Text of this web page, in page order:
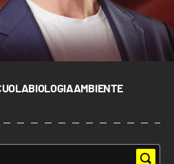
BIOLOGIAAMBIENTE